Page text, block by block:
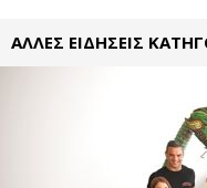
ΑΛΛΕΣ ΕΙΔΗΣΕΙΣ